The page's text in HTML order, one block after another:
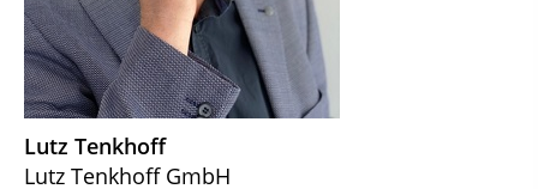
Lutz Tenkhoff
Lutz Tenkhoff GmbH